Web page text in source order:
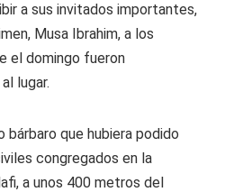
a sus invitados importantes,
Musa Ibrahim, a los
el domingo fueron
lugar.
que hubiera podido
congregados en la
a unos 400 metros del